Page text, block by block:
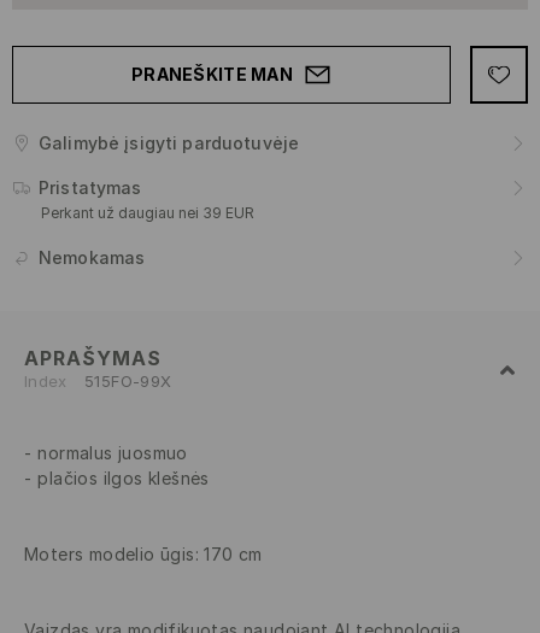
PRANEŠKITE MAN
Galimybė įsigyti parduotuvėje
Pristatymas
Perkant už daugiau nei 39 EUR
Nemokamas
APRAŠYMAS
Index 515FO-99X
normalus juosmuo
plačios ilgos klešnės
Moters modelio ūgis: 170 cm